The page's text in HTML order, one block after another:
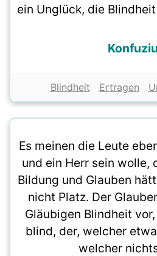
ein Unglück, die
Blindheit Ertragen
Es meinen die Leute
und ein Herr sein wolle,
Bildung und Glauben
nicht Platz. Der
Gläubigen Blindheit
blind, der, welcher
welcher